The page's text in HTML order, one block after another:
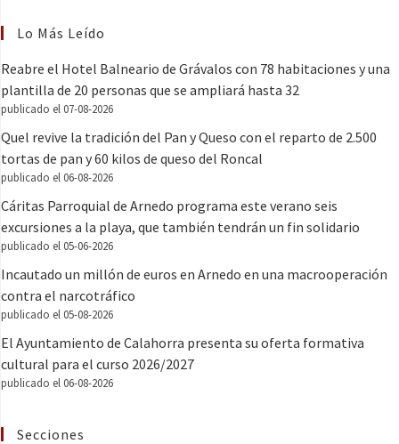
Lo Más Leído
Reabre el Hotel Balneario de Grávalos con 78 habitaciones y una
plantilla de 20 personas que se ampliará hasta 32
publicado el 07-08-2026
Quel revive la tradición del Pan y Queso con el reparto de 2.500
tortas de pan y 60 kilos de queso del Roncal
publicado el 06-08-2026
Cáritas Parroquial de Arnedo programa este verano seis
excursiones a la playa, que también tendrán un fin solidario
publicado el 05-06-2026
Incautado un millón de euros en Arnedo en una macrooperación
contra el narcotráfico
publicado el 05-08-2026
El Ayuntamiento de Calahorra presenta su oferta formativa
cultural para el curso 2026/2027
publicado el 06-08-2026
Secciones